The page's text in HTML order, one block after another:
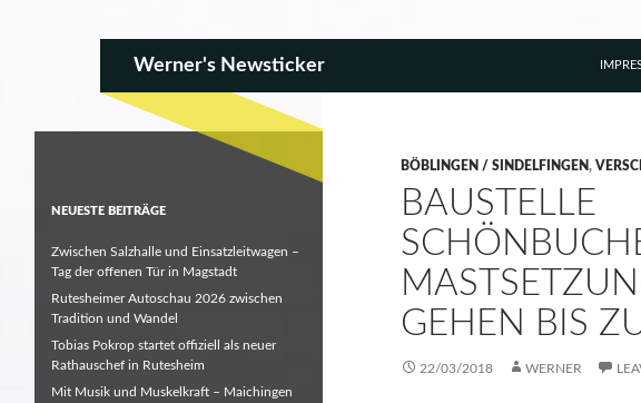
Werner's Newsticker
BÖBLINGEN / SINDELFINGEN,
BAUSTELLE
GEHEN BIS
22/03/2018 WERNER
NEUESTE BEITRÄGE
Zwischen Salzhalle und Einsatzleitwagen –
Tag der offenen Tür in Magstadt
Rutesheimer Autoschau 2026 zwischen
Tradition und Wandel
Tobias Pokrop startet offiziell als neuer
Rathauschef in Rutesheim
Mit Musik und Muskelkraft – Maichingen